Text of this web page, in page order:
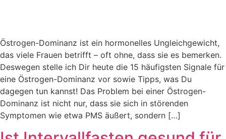
Östrogen-Dominanz ist ein hormonelles Ungleichgewicht,
das viele Frauen betrifft – oft ohne, dass sie es bemerken.
Deswegen stelle ich Dir heute die 15 häufigsten Signale für
eine Östrogen-Dominanz vor sowie Tipps, was Du
dagegen tun kannst! Das Problem bei einer Östrogen-
Dominanz ist nicht nur, dass sie sich in störenden
Symptomen wie etwa PMS äußert, sondern […]